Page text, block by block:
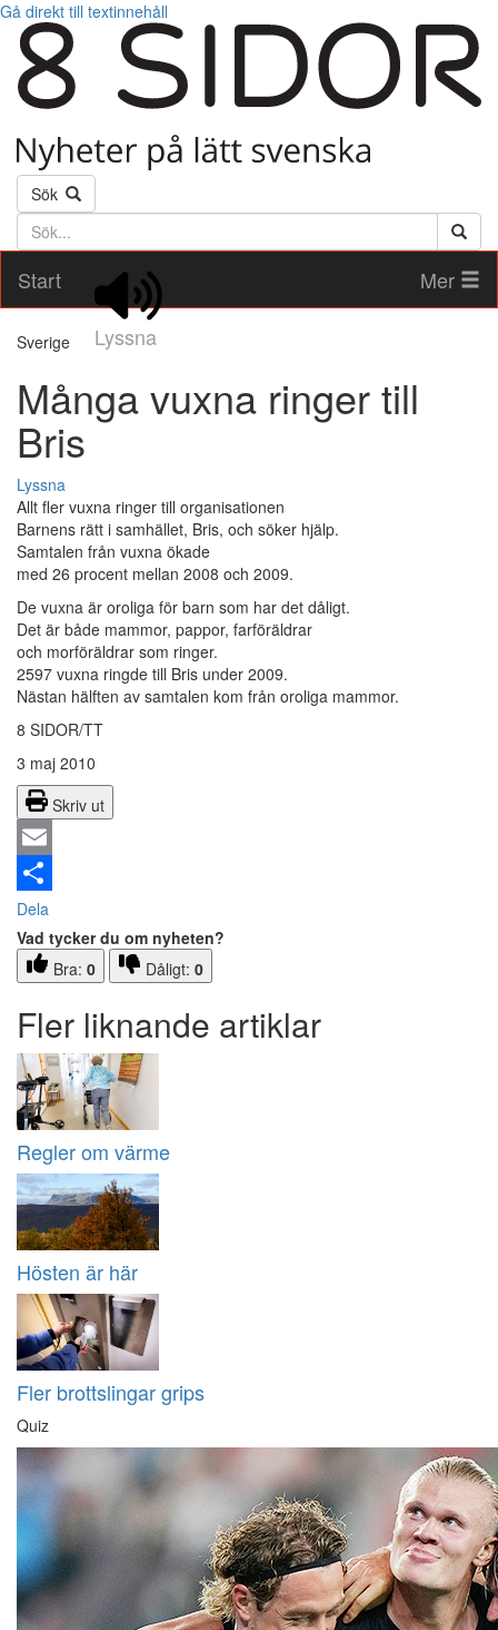
Gå direkt till textinnehåll
Sök
Söktext
Start
Lyssna
Mer
Sverige
Många vuxna ringer till
Bris
Lyssna
Allt fler vuxna ringer till organisationen
Barnens rätt i samhället, Bris, och söker hjälp.
Samtalen från vuxna ökade
med 26 procent mellan 2008 och 2009.
De vuxna är oroliga för barn som har det dåligt.
Det är både mammor, pappor, farföräldrar
och morföräldrar som ringer.
2597 vuxna ringde till Bris under 2009.
Nästan hälften av samtalen kom från oroliga mammor.
8 SIDOR/TT
3 maj 2010
Skriv ut
Email
Dela
Vad tycker du om nyheten?
Bra: 0 Dåligt: 0
Fler liknande artiklar
Regler om värme
Hösten är här
Fler brottslingar grips
Quiz